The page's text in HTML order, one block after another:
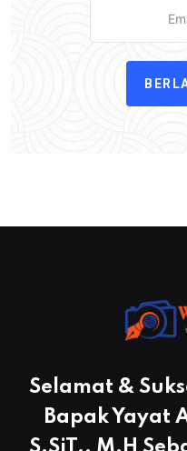
Selamat &
Bapak Yayat